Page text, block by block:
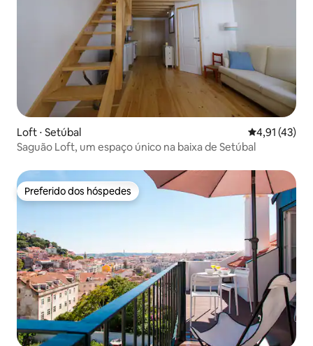
Loft ⋅ Setúbal 4,91 de uma
4,91 (43)
Saguão Loft, um espaço único na baixa de Setúbal
Preferido dos hóspedes
Preferido dos hóspedes